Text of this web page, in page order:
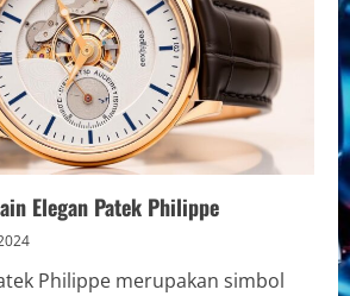
Elegan Patek Philippe
Philippe merupakan simbol